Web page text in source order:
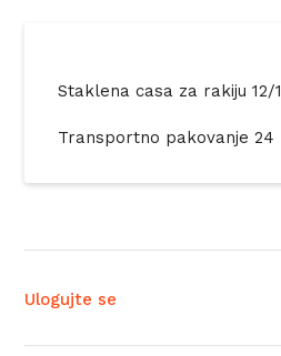
Staklena casa za rakiju 12/1
Transportno pakovanje 24
Ulogujte se